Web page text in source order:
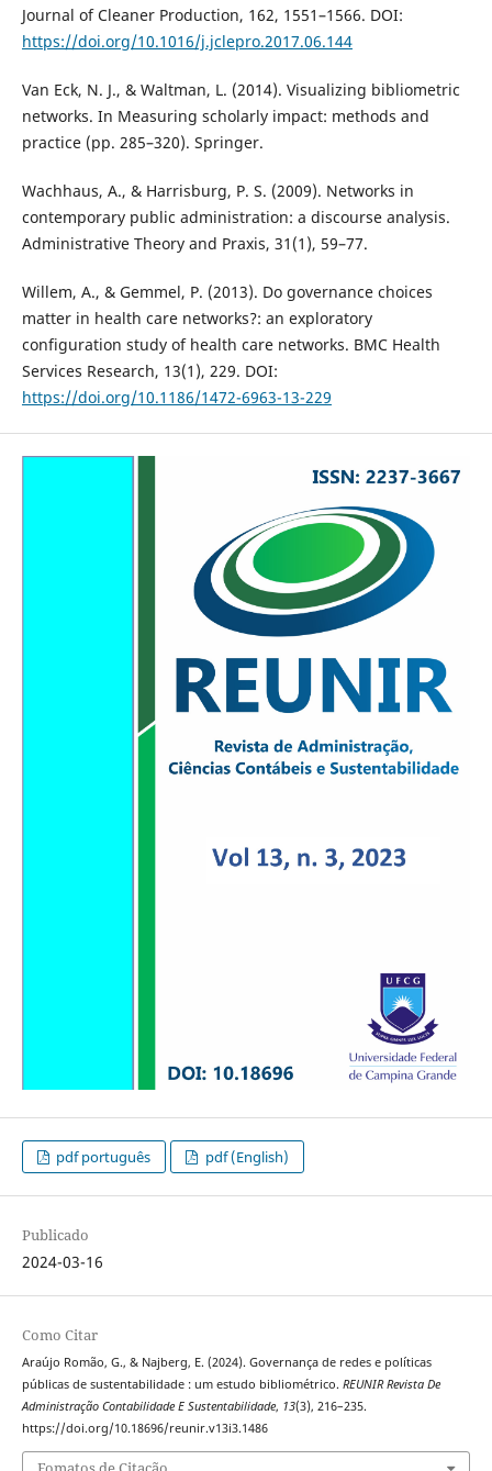
Journal of Cleaner Production, 162, 1551–1566. DOI:
https://doi.org/10.1016/j.jclepro.2017.06.144
Van Eck, N. J., & Waltman, L. (2014). Visualizing bibliometric
networks. In Measuring scholarly impact: methods and
practice (pp. 285–320). Springer.
Wachhaus, A., & Harrisburg, P. S. (2009). Networks in
contemporary public administration: a discourse analysis.
Administrative Theory and Praxis, 31(1), 59–77.
Willem, A., & Gemmel, P. (2013). Do governance choices
matter in health care networks?: an exploratory
configuration study of health care networks. BMC Health
Services Research, 13(1), 229. DOI:
https://doi.org/10.1186/1472-6963-13-229
pdf português pdf (English)
Publicado
2024-03-16
Como Citar
Araújo Romão, G., & Najberg, E. (2024). Governança de redes e políticas
públicas de sustentabilidade : um estudo bibliométrico. REUNIR Revista De
Administração Contabilidade E Sustentabilidade, 13(3), 216–235.
https://doi.org/10.18696/reunir.v13i3.1486